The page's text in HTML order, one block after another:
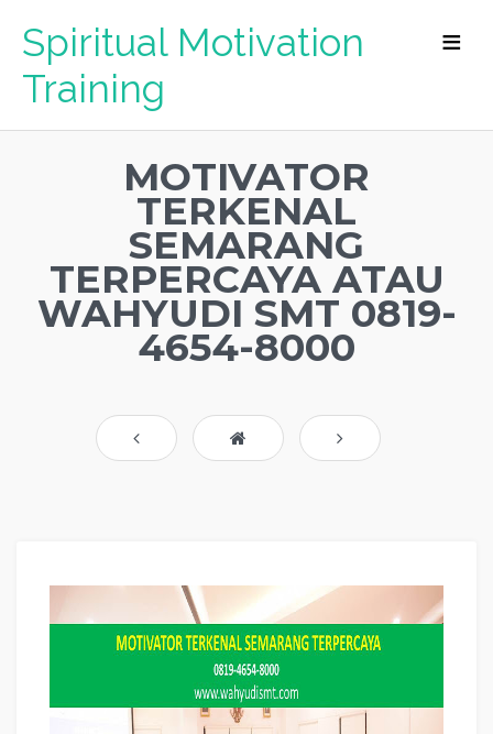
Spiritual Motivation
Training
MOTIVATOR
TERKENAL
SEMARANG
TERPERCAYA ATAU
WAHYUDI SMT 0819-
4654-8000